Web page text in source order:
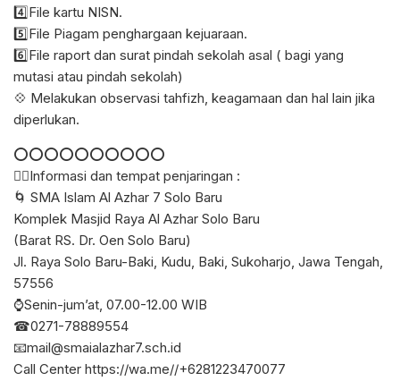
4️⃣File kartu NISN.
5️⃣File Piagam penghargaan kejuaraan.
6️⃣File raport dan surat pindah sekolah asal ( bagi yang
mutasi atau pindah sekolah)
💠 Melakukan observasi tahfizh, keagamaan dan hal lain jika
diperlukan.
⭕⭕⭕⭕⭕⭕⭕⭕⭕⭕
👉🏻Informasi dan tempat penjaringan :
🌀 SMA Islam Al Azhar 7 Solo Baru
Komplek Masjid Raya Al Azhar Solo Baru
(Barat RS. Dr. Oen Solo Baru)
Jl. Raya Solo Baru-Baki, Kudu, Baki, Sukoharjo, Jawa Tengah,
57556
⌚Senin-jum’at, 07.00-12.00 WIB
☎0271-78889554
📧mail@smaialazhar7.sch.id
Call Center https://wa.me//+6281223470077